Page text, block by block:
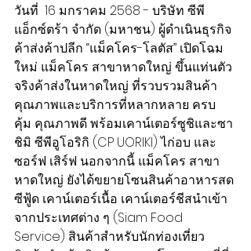
วันที่  16 มกราคม 2568 - บริษัท ซีพี
แอ็กซ์ตร้า จำกัด (มหาชน) ผู้ดำเนินธุรกิจ
ค้าส่งค้าปลีก “แม็คโคร-โลตัส” เปิดโฉม
ใหม่ แม็คโคร สาขาหาดใหญ่ ขึ้นแท่นตัว
จริงค้าส่งในหาดใหญ่ ที่รวบรวมสินค้า
คุณภาพและบริการที่หลากหลาย ครบ
คุ้ม คุณภาพดี พร้อมเคาน์เตอร์ซูชิและซา
ชิมิ ซีพีอูโอริกิ (CP UORIKI) ไก่อบ และ
ซอร์ฟ เสิร์ฟ นอกจากนี้ แม็คโคร สาขา
หาดใหญ่ ยังได้ขยายโซนสินค้าอาหารสด
ซีฟู้ด เคาน์เตอร์เนื้อ เคาน์เตอร์ชีสนำเข้า
จากประเทศต่าง ๆ (Siam Food
Service) สินค้าสำหรับนักท่องเที่ยว